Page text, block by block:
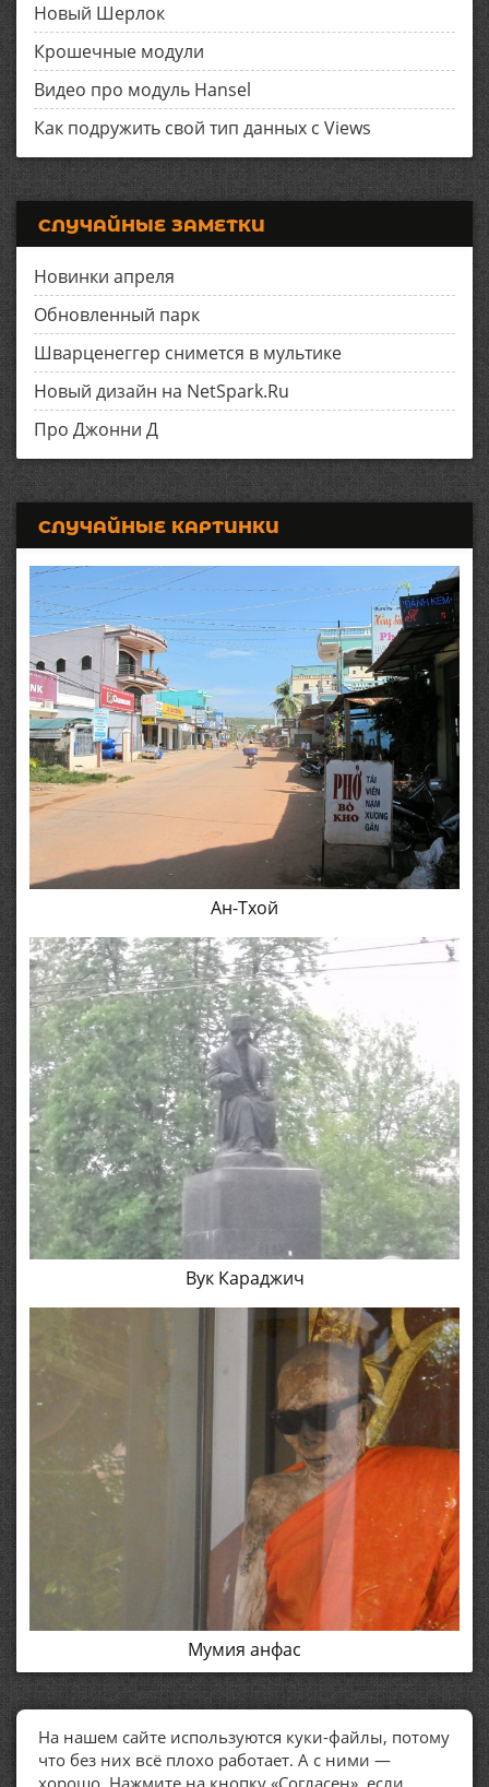
Новый Шерлок
Крошечные модули
Видео про модуль Hansel
Как подружить свой тип данных с Views
СЛУЧАЙНЫЕ ЗАМЕТКИ
Новинки апреля
Обновленный парк
Шварценеггер снимется в мультике
Новый дизайн на NetSpark.Ru
Про Джонни Д
СЛУЧАЙНЫЕ КАРТИНКИ
Ан-Тхой
Вук Караджич
Мумия анфас
ПОЛЕЗНЫЕ ССЫЛКИ
На нашем сайте используются куки-файлы, потому
что без них всё плохо работает. А с ними —
хорошо. Нажмите на кнопку «Согласен», если